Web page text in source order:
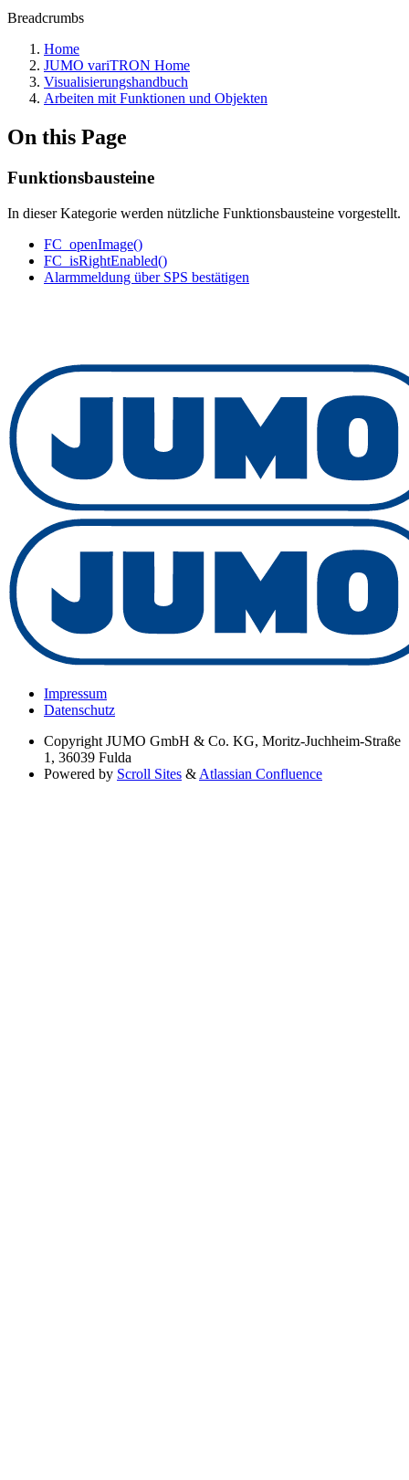
Breadcrumbs
Home
JUMO variTRON Home
Visualisierungshandbuch
Arbeiten mit Funktionen und Objekten
On this Page
Funktionsbausteine
In dieser Kategorie werden nützliche Funktionsbausteine vorgestellt.
FC_openImage()
FC_isRightEnabled()
Alarmmeldung über SPS bestätigen
Impressum
Datenschutz
Copyright JUMO GmbH & Co. KG, Moritz-Juchheim-Straße
1, 36039 Fulda
Powered by Scroll Sites & Atlassian Confluence